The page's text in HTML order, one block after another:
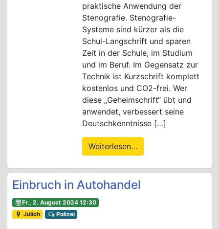
praktische Anwendung der
Stenografie. Stenografie-
Systeme sind kürzer als die
Schul-Langschrift und sparen
Zeit in der Schule, im Studium
und im Beruf. Im Gegensatz zur
Technik ist Kurzschrift komplett
kostenlos und CO2-frei. Wer
diese „Geheimschrift“ übt und
anwendet, verbessert seine
Deutschkenntnisse […]
Weiterlesen…
Einbruch in Autohandel
Fr., 2. August 2024 12:30
Jülich
Polizei